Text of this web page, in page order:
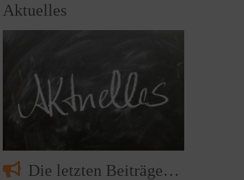
Aktuelles
Die letzten Beiträge…